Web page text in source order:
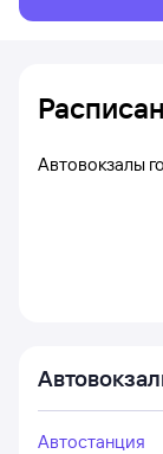
Автовокзалы
Автостанция